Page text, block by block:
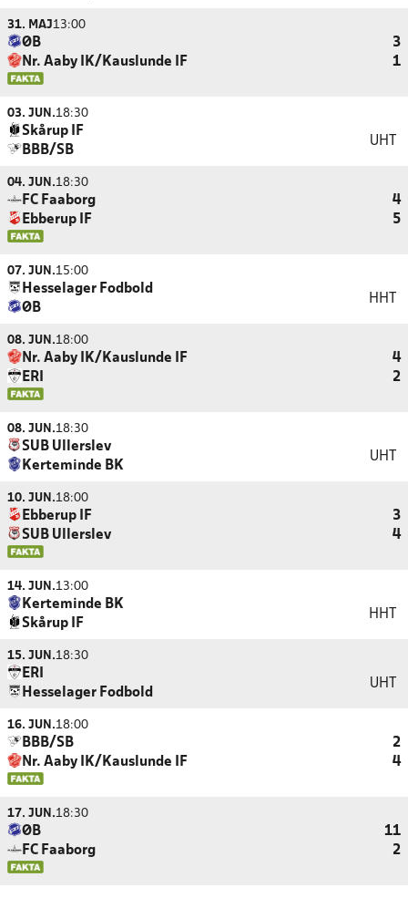
31. MAJ13:00
ØB
3
Nr. Aaby IK/Kauslunde IF
1
03. JUN.18:30
Skårup IF
BBB/SB
UHT
04. JUN.18:30
FC Faaborg
4
Ebberup IF
5
07. JUN.15:00
Hesselager Fodbold
ØB
HHT
08. JUN.18:00
Nr. Aaby IK/Kauslunde IF
4
ERI
2
08. JUN.18:30
SUB Ullerslev
Kerteminde BK
UHT
10. JUN.18:00
Ebberup IF
3
SUB Ullerslev
4
14. JUN.13:00
Kerteminde BK
Skårup IF
HHT
15. JUN.18:30
ERI
Hesselager Fodbold
UHT
16. JUN.18:00
BBB/SB
2
Nr. Aaby IK/Kauslunde IF
4
17. JUN.18:30
ØB
11
FC Faaborg
2